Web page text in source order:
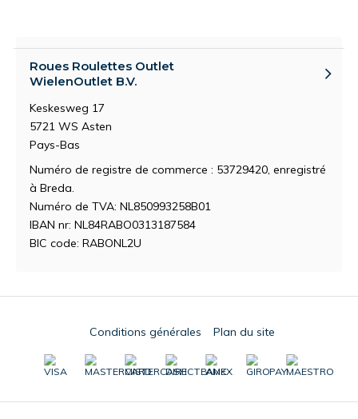
Roues Roulettes Outlet
WielenOutlet B.V.
Keskesweg 17
5721 WS Asten
Pays-Bas
Numéro de registre de commerce : 53729420, enregistré
à Breda.
Numéro de TVA: NL850993258B01
IBAN nr: NL84RABO0313187584
BIC code: RABONL2U
Conditions générales Plan du site